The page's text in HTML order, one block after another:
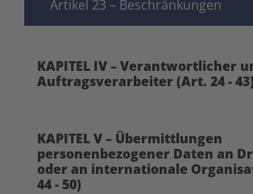
Artikel 23 – Beschränkungen
KAPITEL IV – Verantwortlicher
Auftragsverarbeiter (Art. 24 - 43)
KAPITEL V – Übermittlungen
personenbezogener Daten an
oder an internationale
44 - 50)